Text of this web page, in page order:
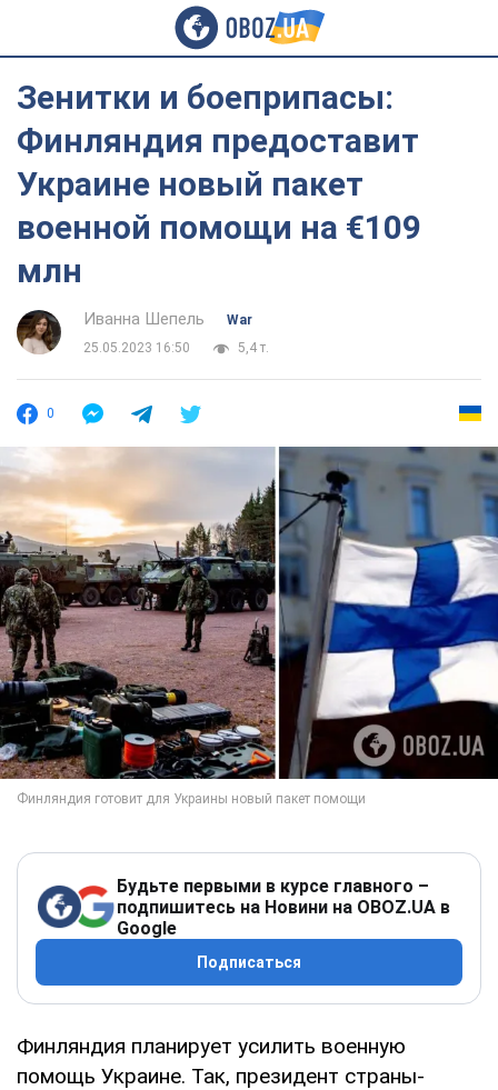
Зенитки и боеприпасы:
Финляндия предоставит
Украине новый пакет
военной помощи на €109
млн
Иванна Шепель
War
25.05.2023 16:50
5,4 т.
0
Будьте первыми в курсе главного –
подпишитесь на Новини на OBOZ.UA в
Google
Подписаться
Финляндия планирует усилить военную
помощь Украине. Так, президент страны-